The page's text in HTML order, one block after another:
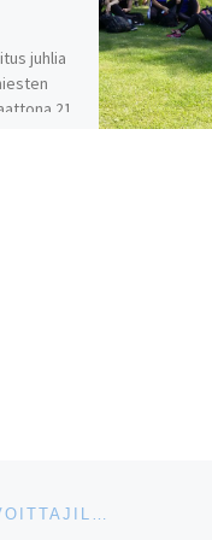
juhlia
21.
JOULUARPOJEN PALKINNOT ON ARVOTTU. ONNEA VOITTAJILLE!